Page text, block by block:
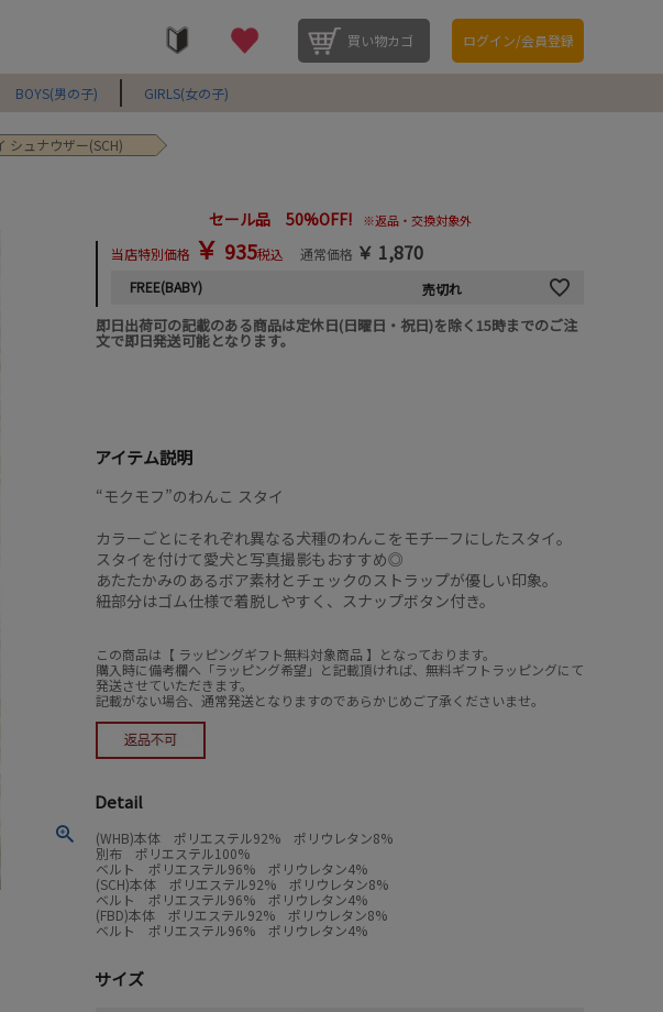
買い物カゴ ログイン/会員登録
BOYS(男の子) GIRLS(女の子)
シュナウザー(SCH)
セール品 50%OFF! ※返品・交換対象外
当店特別価格 ￥ 935税込 通常価格 ￥ 1,870
FREE(BABY) 売切れ
即日出荷可の記載のある商品は定休日(日曜日・祝日)を除く15時までのご注
文で即日発送可能となります。
アイテム説明
“モクモフ”のわんこ スタイ
カラーごとにそれぞれ異なる犬種のわんこをモチーフにしたスタイ。
スタイを付けて愛犬と写真撮影もおすすめ◎
あたたかみのあるボア素材とチェックのストラップが優しい印象。
紐部分はゴム仕様で着脱しやすく、スナップボタン付き。
この商品は【 ラッピングギフト無料対象商品 】となっております。
購入時に備考欄へ「ラッピング希望」と記載頂ければ、無料ギフトラッピングにて
発送させていただきます。
記載がない場合、通常発送となりますのであらかじめご了承くださいませ。
Detail
(WHB)本体 ポリエステル92% ポリウレタン8%
別布 ポリエステル100%
ベルト ポリエステル96% ポリウレタン4%
(SCH)本体 ポリエステル92% ポリウレタン8%
ベルト ポリエステル96% ポリウレタン4%
(FBD)本体 ポリエステル92% ポリウレタン8%
ベルト ポリエステル96% ポリウレタン4%
サイズ